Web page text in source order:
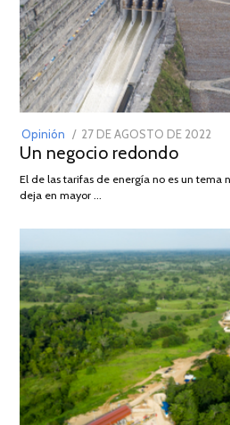
Opinión
POSTED
ON
27 DE AGOSTO DE 2022
DE
Un negocio redondo
El de las tarifas de energía no es un tema
deja en mayor …